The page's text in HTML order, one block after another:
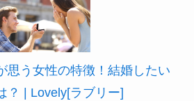
思う女性の特徴！結婚したい
？ | Lovely[ラブリー]